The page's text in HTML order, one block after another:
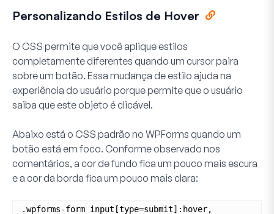
Personalizando Estilos de Hover
O CSS permite que você aplique estilos
completamente diferentes quando um cursor paira
sobre um botão. Essa mudança de estilo ajuda na
experiência do usuário porque permite que o usuário
saiba que este objeto é clicável.
Abaixo está o CSS padrão no WPForms quando um
botão está em foco. Conforme observado nos
comentários, a cor de fundo fica um pouco mais escura
e a cor da borda fica um pouco mais clara:
.wpforms-form input[type=submit]:hover,